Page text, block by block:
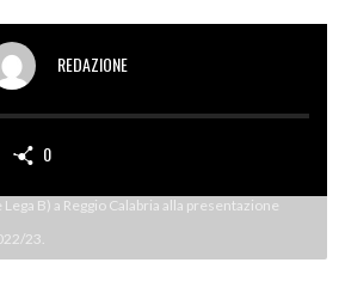
REDAZIONE
0
B) a Reggio Calabria alla presentazione
23.